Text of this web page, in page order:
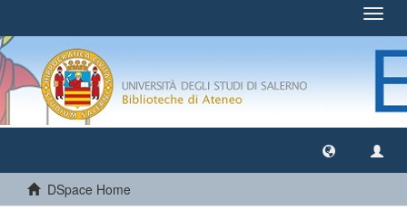
DSpace Home